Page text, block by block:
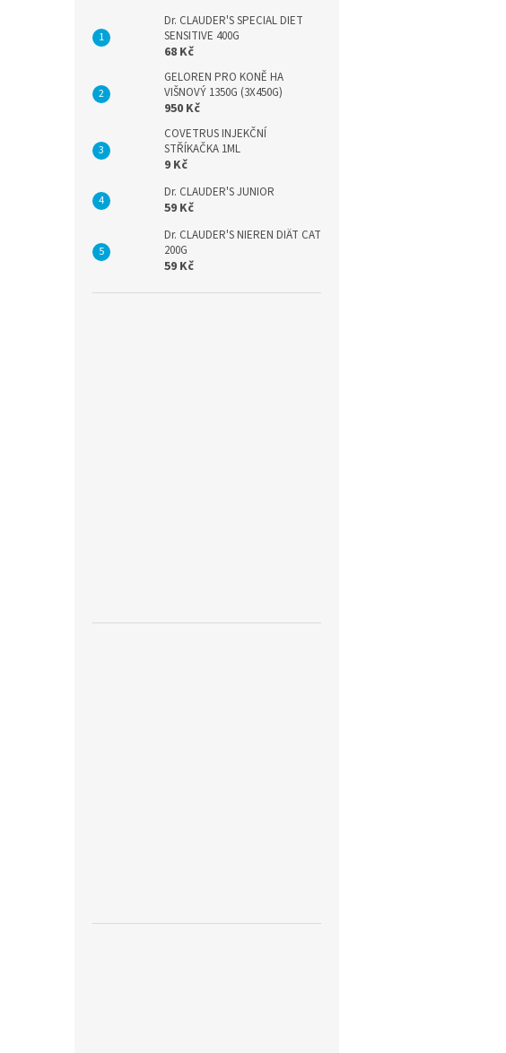
Dr. CLAUDER'S SPECIAL DIET
SENSITIVE 400G
68 Kč
GELOREN PRO KONĚ HA
VIŠNOVÝ 1350G (3X450G)
950 Kč
COVETRUS INJEKČNÍ
STŘÍKAČKA 1ML
9 Kč
Dr. CLAUDER'S JUNIOR
59 Kč
Dr. CLAUDER'S NIEREN DIÄT CAT
200G
59 Kč